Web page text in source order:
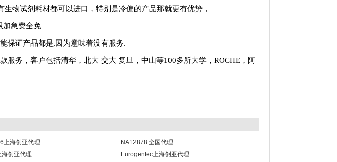
物试剂耗材都可以进口，特别是冷偏的产品那就更有优势，
加急费全免
保证产品都是,因为意味着没有服务.
服务，客户包括清华，北大 交大 复旦，中山等100多所大学，ROCHE，阿
上海创亚代理
NA12878 全国代理
海创亚代理
Eurogentec上海创亚代理